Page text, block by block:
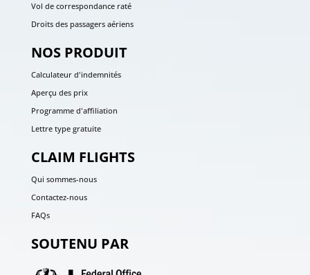
Vol de correspondance raté
Droits des passagers aériens
NOS PRODUIT
Calculateur d'indemnités
Aperçu des prix
Programme d'affiliation
Lettre type gratuite
CLAIM FLIGHTS
Qui sommes-nous
Contactez-nous
FAQs
SOUTENU PAR